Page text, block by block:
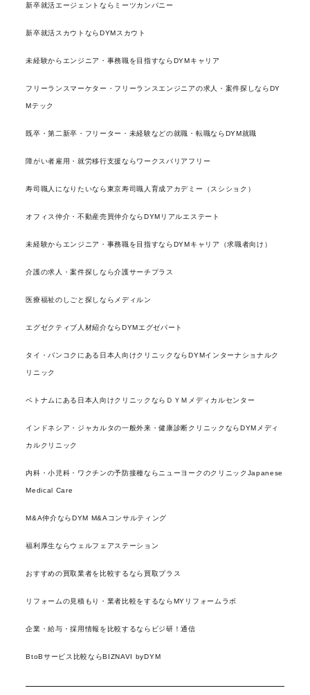
新卒就活エージェントならミーツカンパニー
新卒就活スカウトならDYMスカウト
未経験からエンジニア・事務職を目指すならDYMキャリア
フリーランスマーケター・フリーランスエンジニアの求人・案件探しならDY
Mテック
既卒・第二新卒・フリーター・未経験などの就職・転職ならDYM就職
障がい者雇用・就労移行支援ならワークスバリアフリー
寿司職人になりたいなら東京寿司職人育成アカデミー（スシショク）
オフィス仲介・不動産売買仲介ならDYMリアルエステート
未経験からエンジニア・事務職を目指すならDYMキャリア（求職者向け）
介護の求人・案件探しなら介護サーチプラス
医療福祉のしごと探しならメディルン
エグゼクティブ人材紹介ならDYMエグゼパート
タイ・バンコクにある日本人向けクリニックならDYMインターナショナルク
リニック
ベトナムにある日本人向けクリニックならＤＹＭメディカルセンター
インドネシア・ジャカルタの一般外来・健康診断クリニックならDYMメディ
カルクリニック
内科・小児科・ワクチンの予防接種ならニューヨークのクリニックJapanese
Medical Care
M&A仲介ならDYM M&Aコンサルティング
福利厚生ならウェルフェアステーション
おすすめの買取業者を比較するなら買取プラス
リフォームの見積もり・業者比較をするならMYリフォームラボ
企業・給与・採用情報を比較するならビジ研！通信
BtoBサービス比較ならBIZNAVI byDYM